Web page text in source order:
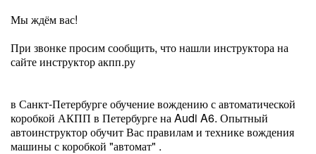
Мы ждём вас!
При звонке просим сообщить, что нашли инструктора на
сайте инструктор акпп.ру
в Санкт-Петербурге обучение вождению с автоматической
коробкой АКПП в Петербурге на Audi A6. Опытный
автоинструктор обучит Вас правилам и технике вождения
машины с коробкой "автомат" .